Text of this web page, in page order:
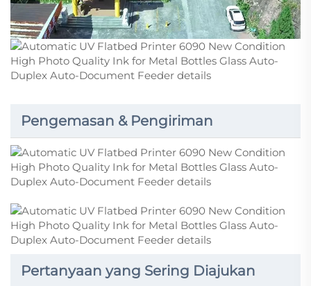
Pengemasan & Pengiriman
Pertanyaan yang Sering Diajukan